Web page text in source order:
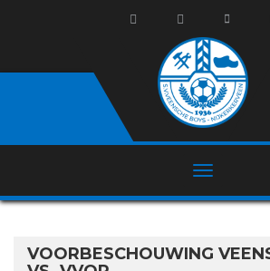
VOORBESCHOUWING